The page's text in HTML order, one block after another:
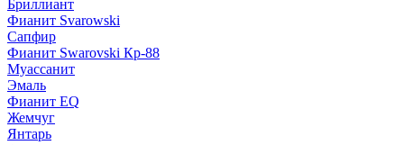
Бриллиант
Фианит Svarowski
Сапфир
Фианит Swarovski Кр-88
Муассанит
Эмаль
Фианит EQ
Жемчуг
Янтарь